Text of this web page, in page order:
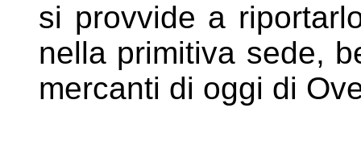
si provvide a
nella primitiva sede,
mercanti di oggi di